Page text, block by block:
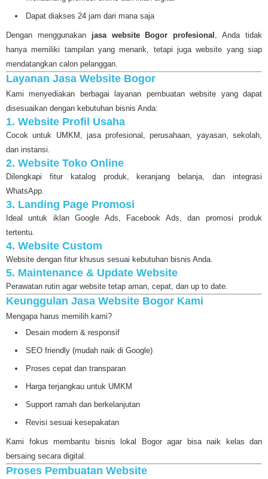
Dapat diakses 24 jam dari mana saja
Dengan menggunakan jasa website Bogor profesional , Anda tidak
hanya memiliki tampilan yang menarik, tetapi juga website yang siap
mendatangkan calon pelanggan.
Layanan Jasa Website Bogor
Kami menyediakan berbagai layanan pembuatan website yang dapat
disesuaikan dengan kebutuhan bisnis Anda:
1. Website Profil Usaha
Cocok untuk UMKM, jasa profesional, perusahaan, yayasan, sekolah,
dan instansi.
2. Website Toko Online
Dilengkapi fitur katalog produk, keranjang belanja, dan integrasi
WhatsApp.
3. Landing Page Promosi
Ideal untuk iklan Google Ads, Facebook Ads, dan promosi produk
tertentu.
4. Website Custom
Website dengan fitur khusus sesuai kebutuhan bisnis Anda.
5. Maintenance & Update Website
Perawatan rutin agar website tetap aman, cepat, dan up to date.
Keunggulan Jasa Website Bogor Kami
Mengapa harus memilih kami?
Desain modern & responsif
SEO friendly (mudah naik di Google)
Proses cepat dan transparan
Harga terjangkau untuk UMKM
Support ramah dan berkelanjutan
Revisi sesuai kesepakatan
Kami fokus membantu bisnis lokal Bogor agar bisa naik kelas dan
bersaing secara digital.
Proses Pembuatan Website